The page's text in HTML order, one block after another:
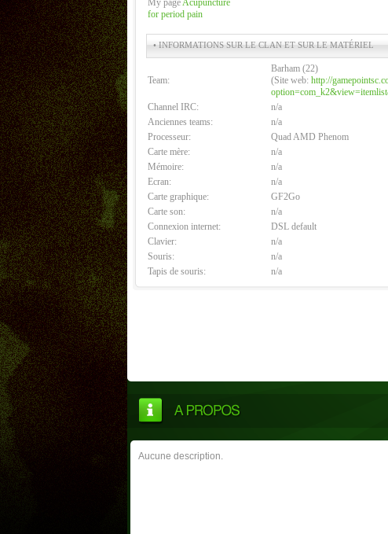
My pageAcupuncture
for period pain
• INFORMATIONS SUR LE CLAN ET SUR LE MATÉRIEL
Team:
Barham (22)
(Site web: http://
Channel IRC:
n/a
Anciennes teams:
n/a
Processeur:
Quad AMD Phenom
Carte mère:
n/a
Mémoire:
n/a
Ecran:
n/a
Carte graphique:
GF2Go
Carte son:
n/a
Connexion internet:
DSL default
Clavier:
n/a
Souris:
n/a
Tapis de souris:
n/a
Aucune description.